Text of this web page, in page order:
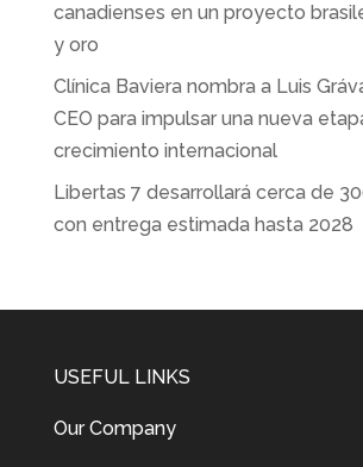
canadienses en un proyecto
y oro
Clínica Baviera nombra a Luis
CEO para impulsar una nueva
crecimiento internacional
Libertas 7 desarrollará cerca de
con entrega estimada hasta 2028
USEFUL LINKS
Our Company